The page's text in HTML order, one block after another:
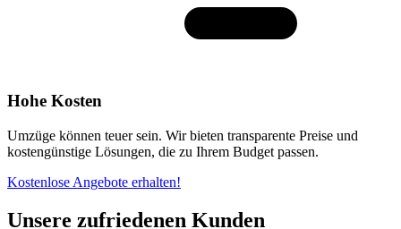
Hohe Kosten
Umzüge können teuer sein. Wir bieten transparente Preise und
kostengünstige Lösungen, die zu Ihrem Budget passen.
Kostenlose Angebote erhalten!
Unsere zufriedenen Kunden